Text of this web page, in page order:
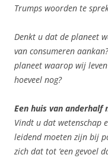
Trumps woorden te
Denkt u dat de planeet
van consumeren
planeet waarop wij
hoeveel nog?
Een huis van anderhalf
Vindt u dat wetenschap
leidend moeten zijn bij
zich dat tot ‘een gevoel